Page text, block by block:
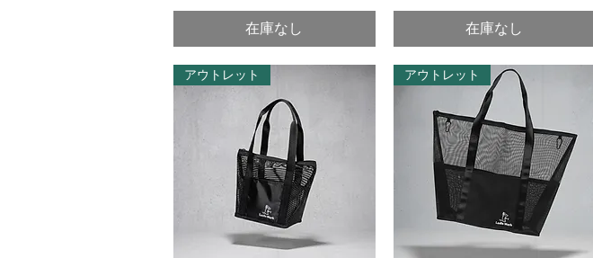
在庫なし 在庫なし
アウトレット アウトレット